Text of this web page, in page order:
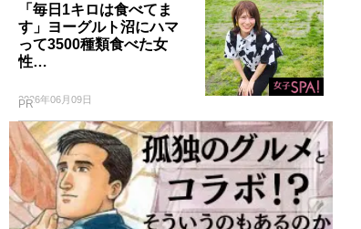
「毎日1キロは食べてま
す」ヨーグルト沼にハマ
って3500種類食べた女
性…
2026年06月09日
PR